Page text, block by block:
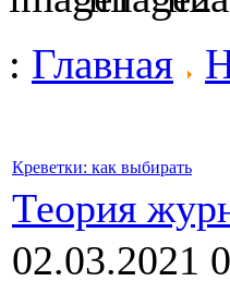
: Главная
Креветки: как выбирать
Теория
02.03.2021